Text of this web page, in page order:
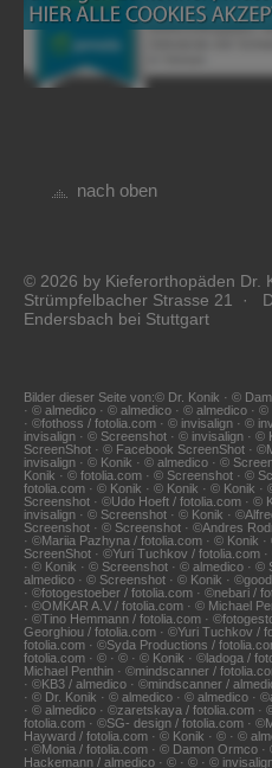
nach oben
© 2026 by Kieferorthopäden Dr.
Strümpfelbacher Strasse 21 ·
Endersbach bei Stuttgart
Bilder dieser Seite von:© Dr. Konik · ©
· © almedico · © almedico · © almedico ·
· ©fothoss / fotolia.com · © invisalign · ©
invisalign · © Screenshot · © invisalign ·
ScreenShot · © Facebook ScreenShot ·
invisalign · © Konik · © almedico · ©
Konik · © fotolia.com · © Screenshot · ©
fotolia.com · © Konik · © Konik · © Konik
Screenshot · ©Udo Hoeft / fotolia.com · ©
invisalign · © Screenshot · © Konik ·
Screenshot · © Screenshot · ©Andres
· ©Mariia Pazhyna / fotolia.com · © Konik
ScreenShot · ©Yuri Tuchkov / fotolia.com
· © Konik · © Screenshot · © almedico ·
almedico · © Screenshot · © Konik ·
· ©fotogestoeber / fotolia.com · ©nebari /
· ©OMKAR A.V / fotolia.com · © Michael
· ©Tino Hemmann / fotolia.com ·
Georghiou / fotolia.com · ©Yuri Tuchkov /
fotolia.com · ©Syda Productions /
fotolia.com · © · © · © Konik · ©ladoga /
Michael Penthin · ©mindscanner /
· ©KB3 / almedico · ©mindscanner /
· © Dr. Konik · © almedico · © almedico ·
· © almedico · ©zaretskaya / fotolia.com ·
fotolia.com · ©SG- design / fotolia.com ·
Hayward / fotolia.com · © Konik · © · ©
· ©Monia / fotolia.com · © Damon Ormco
Hackemann / almedico · © · © · ©